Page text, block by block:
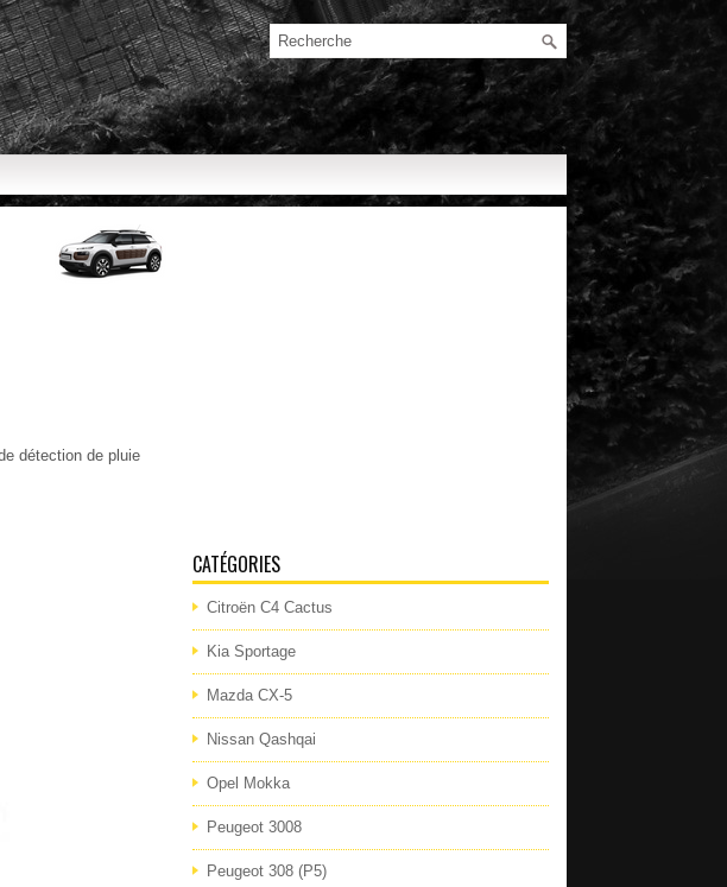
détection de pluie
CATÉGORIES
Citroën C4 Cactus
Kia Sportage
Mazda CX-5
Nissan Qashqai
Opel Mokka
Peugeot 3008
Peugeot 308 (P5)